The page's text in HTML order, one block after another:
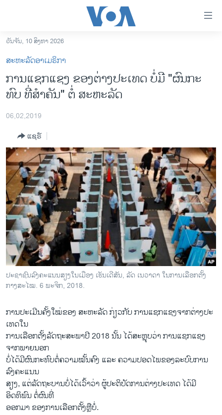
ເຂົ້າ
ຫາ
ຂ້າມ
ຂ້າມ
ຫາ
ອາເມຣິກາ
ຂ່າວ​ຈີນ
ໂລກ
ເອເຊຍ
ອິດສະຫຼະພາບດ້ານການຂ່າວ
ຊີວິດຊາວລາວ
ຊຸມຊົນຊາວລາວ
ວິທະຍາສາດ-ເທັກໂນໂລຈີ
ທຸລະກິດ
ພາສາອັງກິດ
ວີດີໂອ
ລາຍການກະຈາຍສຽງ
ລາຍງານ
ຕິດຕາມພວກເຮົາ ທີ່
ພາສາຕ່າງໆ
ວັນຈັນ, 10 ສິງຫາ 2026
ສະຫະລັດອາເມຣິກາ
ການ​ແຊກ​ແຊງ ​ຂອງ​ຕ່າງ​ປະ​ເທດ ບໍ່​ມີ "ຜົນ​ກະ​
ທົບ ທີ່​ສຳ​ຄັນ" ​ຕໍ່ ສະ​ຫະ​ລັດ
06,02,2019
ແຊຣ໌
ປະ​ຊາ​ຊົນ​ລົງ​ຄະ​ແນນ​ສຽງ​ໃນ​ເມືອງ ເຮັນ​ເດີ​ສັນ, ລັດ ເນ​ວາ​ດາ ໃນ​ການ​ເລືອກ​ຕັ້ງ​
ກາງ​ສະ​ໄໝ. 6 ພະ​ຈິກ, 2018.
ການ​ປະ​ເມີນ​ຄັ້ງ​ໃໝ່​ຂອງ ສະ​ຫະ​ລັດ ກ່ຽວ​ກັບ ການ​ແຊກ​ແຊງ​ຈາກ​ຕ່າງ​ປະ​
ເທດ​ໃນ​
ການເລືອກຕັ້ງລັດຖະສະພາປີ 2018 ນັ້ນ ໄດ້ສະຫຼຸບວ່າ ການແຊກແຊງ
ຈາກພາຍນອກ
ບໍ່ໄດ້ມີຜົນກະທົບຕໍ່ຄວາມໝັ້ນຄົງ ແລະ ຄວາມປອດໄພຂອງລະບົບການ
ລົງຄະແນນ
ສຽງ, ແຕ່ລັດຖະບານບໍ່ໄດ້ເວົ້າວ່າ ຜູ້ປະຕິບັດການຕ່າງປະເທດ ໄດ້ມີ
ອິດທິພົນ ຕໍ່ຜົນທີ່
ອອກມາ ຂອງການເລືອກຕັ້ງຫຼືບໍ່.